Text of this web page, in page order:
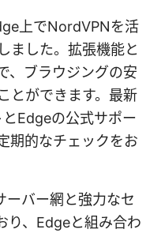
上でNordVPNを活
ました。拡張機能と
、ブラウジングの安
とができます。最新
Edgeの公式サポー
期的なチェックをお
バー網と強力なセ
り、Edgeと組み合わ